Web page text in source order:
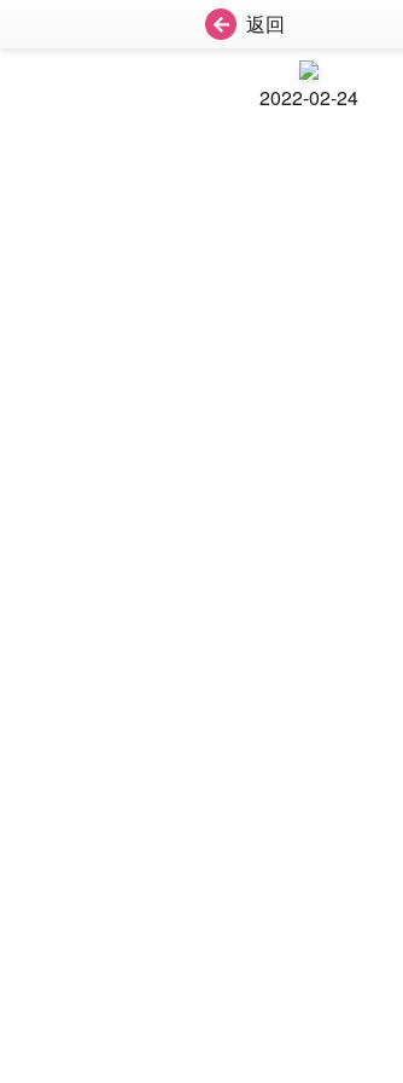
返回
2022-02-24